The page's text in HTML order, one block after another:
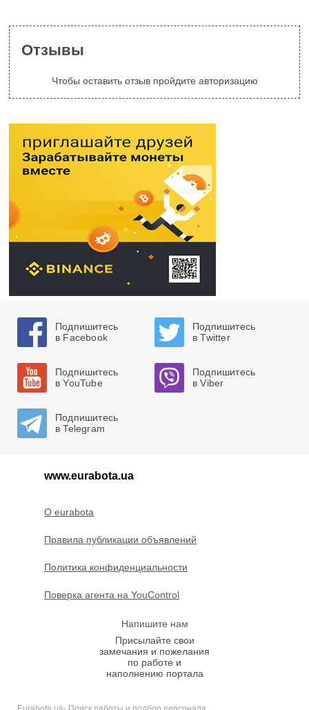
Отзывы
Чтобы оставить отзыв пройдите авторизацию
Подпишитесь
в Facebook
Подпишитесь
в Twitter
Подпишитесь
в YouTube
Подпишитесь
в Viber
Подпишитесь
в Telegram
www.eurabota.ua
O eurabota
Правила публикации объявлений
Политика конфиденциальности
Поверка агента на YouControl
Напишите нам
Присылайте свои
замечания и пожелания
по работе и
наполнению портала